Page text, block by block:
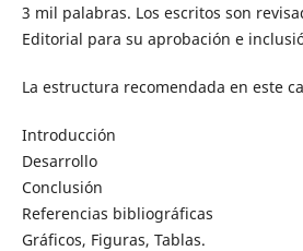
3 mil palabras. Los escritos son
Editorial para su aprobación e
La estructura recomendada en este
Introducción
Desarrollo
Conclusión
Referencias bibliográficas
Gráficos, Figuras, Tablas.